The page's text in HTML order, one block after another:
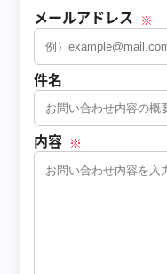
メールアドレス ※
件名
内容 ※